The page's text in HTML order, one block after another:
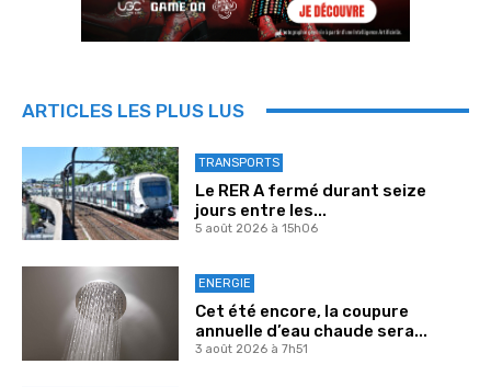
ARTICLES LES PLUS LUS
TRANSPORTS
Le RER A fermé durant seize
jours entre les...
5 août 2026 à 15h06
ENERGIE
Cet été encore, la coupure
annuelle d’eau chaude sera...
3 août 2026 à 7h51